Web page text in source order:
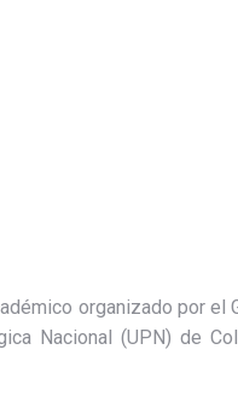
organizado por el
Nacional (UPN) de